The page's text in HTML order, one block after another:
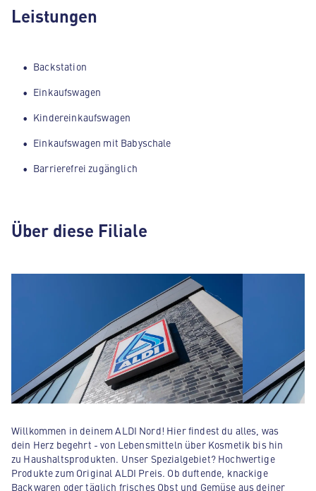
Leistungen
Backstation
Einkaufswagen
Kindereinkaufswagen
Einkaufswagen mit Babyschale
Barrierefrei zugänglich
Über diese Filiale
Willkommen in deinem ALDI Nord! Hier findest du alles, was
dein Herz begehrt - von Lebensmitteln über Kosmetik bis hin
zu Haushaltsprodukten. Unser Spezialgebiet? Hochwertige
Produkte zum Original ALDI Preis. Ob duftende, knackige
Backwaren oder täglich frisches Obst und Gemüse aus deiner